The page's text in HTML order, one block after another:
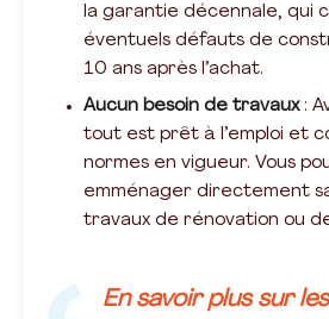
la garantie décennale, qui
éventuels défauts de
10 ans après l’achat.
Aucun besoin de travaux:
tout est prêt à l’emploi et
normes en vigueur. Vous
emménager directement
travaux de rénovation ou
En savoir plus sur les